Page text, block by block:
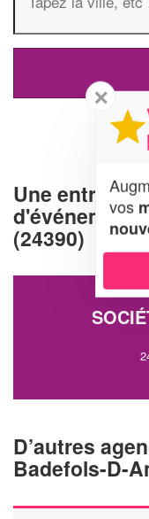
Une
(24390)
D’autres
Badefols-D-
✕
vos